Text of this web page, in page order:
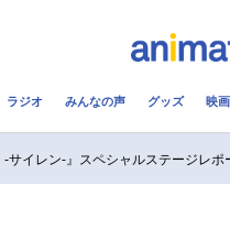
ラジオ みんなの声 グッズ 映画
サイレン-』スペシャルステージレ